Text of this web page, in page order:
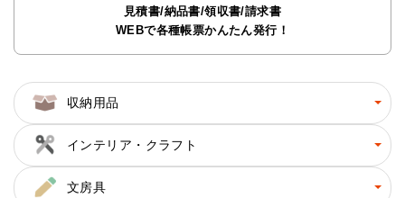
見積書/納品書/領収書/請求書
WEBで各種帳票かんたん発行！
収納用品
インテリア・クラフト
文房具